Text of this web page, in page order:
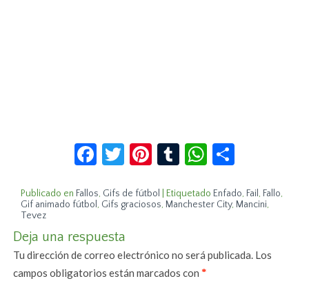
Facebook
Twitter
Pinterest
TumblrWhatsApp
Publicado en Fallos, Gifs de fútbol Etiquetado Enfado, Fail, Fallo,
Gif animado fútbol, Gifs graciosos, Manchester City, Mancini,
Tevez
Deja una respuesta
Tu dirección de correo electrónico no será publicada. Los
campos obligatorios están marcados con*